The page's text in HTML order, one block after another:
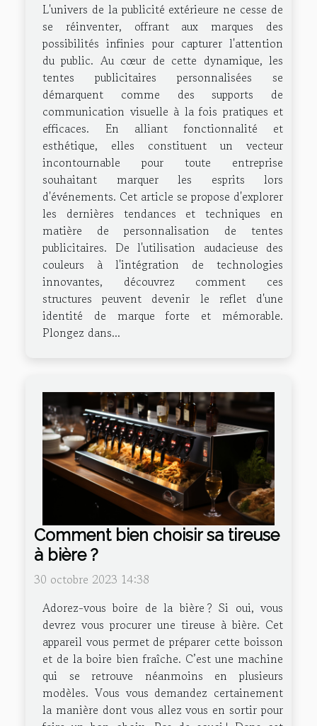
L'univers de la publicité extérieure ne cesse de
se réinventer, offrant aux marques des
possibilités infinies pour capturer l'attention
du public. Au cœur de cette dynamique, les
tentes publicitaires personnalisées se
démarquent comme des supports de
communication visuelle à la fois pratiques et
efficaces. En alliant fonctionnalité et
esthétique, elles constituent un vecteur
incontournable pour toute entreprise
souhaitant marquer les esprits lors
d'événements. Cet article se propose d'explorer
les dernières tendances et techniques en
matière de personnalisation de tentes
publicitaires. De l'utilisation audacieuse des
couleurs à l'intégration de technologies
innovantes, découvrez comment ces
structures peuvent devenir le reflet d'une
identité de marque forte et mémorable.
Plongez dans...
Comment bien choisir sa tireuse
à bière ?
30 octobre 2023 14:38
Adorez-vous boire de la bière ? Si oui, vous
devrez vous procurer une tireuse à bière. Cet
appareil vous permet de préparer cette boisson
et de la boire bien fraîche. C’est une machine
qui se retrouve néanmoins en plusieurs
modèles. Vous vous demandez certainement
la manière dont vous allez vous en sortir pour